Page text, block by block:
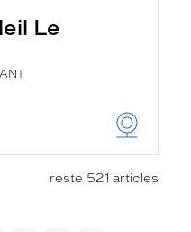
Le
reste 521 articles